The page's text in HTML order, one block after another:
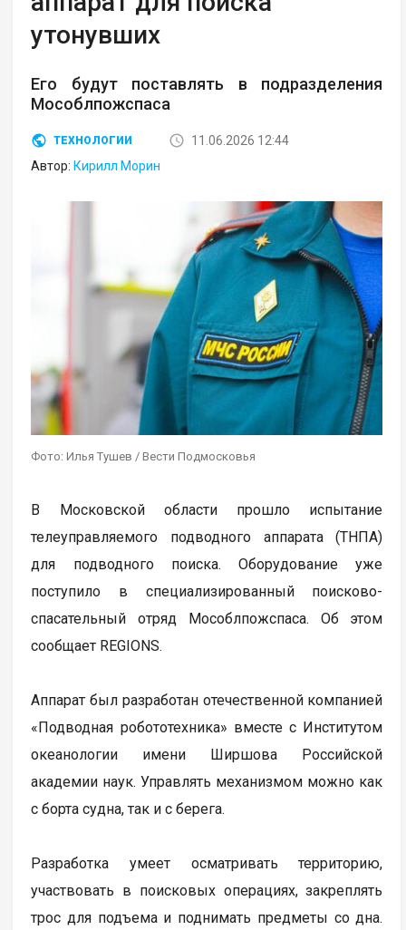
утонувших
Его будут поставлять в подразделения
Мособлпожспаса
ТЕХНОЛОГИИ
11.06.2026 12:44
Автор: Кирилл Морин
Фото: Илья Тушев / Вести Подмосковья
В Московской области прошло испытание
телеуправляемого подводного аппарата (ТНПА)
для подводного поиска. Оборудование уже
поступило в специализированный поисково-
спасательный отряд Мособлпожспаса. Об этом
сообщает REGIONS.
Аппарат был разработан отечественной компанией
«Подводная робототехника» вместе с Институтом
океанологии имени Ширшова Российской
академии наук. Управлять механизмом можно как
с борта судна, так и с берега.
Разработка умеет осматривать территорию,
участвовать в поисковых операциях, закреплять
трос для подъема и поднимать предметы со дна.